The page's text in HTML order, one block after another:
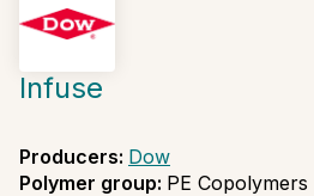
Infuse
Producers: Dow
Polymer group: PE Copolymers